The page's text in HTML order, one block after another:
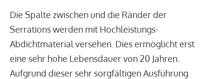
Die Spalte zwischen und die Ränder der
Serrations werden mit Hochleistungs-
Abdichtmaterial versehen. Dies ermöglicht erst
eine sehr hohe Lebensdauer von 20 Jahren.
Aufgrund dieser sehr sorgfältigen Ausführung